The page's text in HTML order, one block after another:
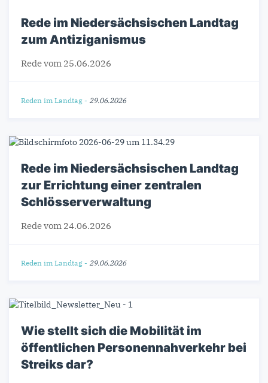
Rede im Niedersächsischen Landtag
zum Antiziganismus
Rede vom 25.06.2026
Reden im Landtag - 29.06.2026
Rede im Niedersächsischen Landtag
zur Errichtung einer zentralen
Schlösserverwaltung
Rede vom 24.06.2026
Reden im Landtag - 29.06.2026
Wie stellt sich die Mobilität im
öffentlichen Personennahverkehr bei
Streiks dar?